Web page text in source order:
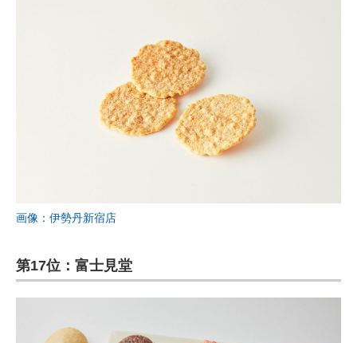
画像：伊勢丹新宿店
第17位：富士見堂